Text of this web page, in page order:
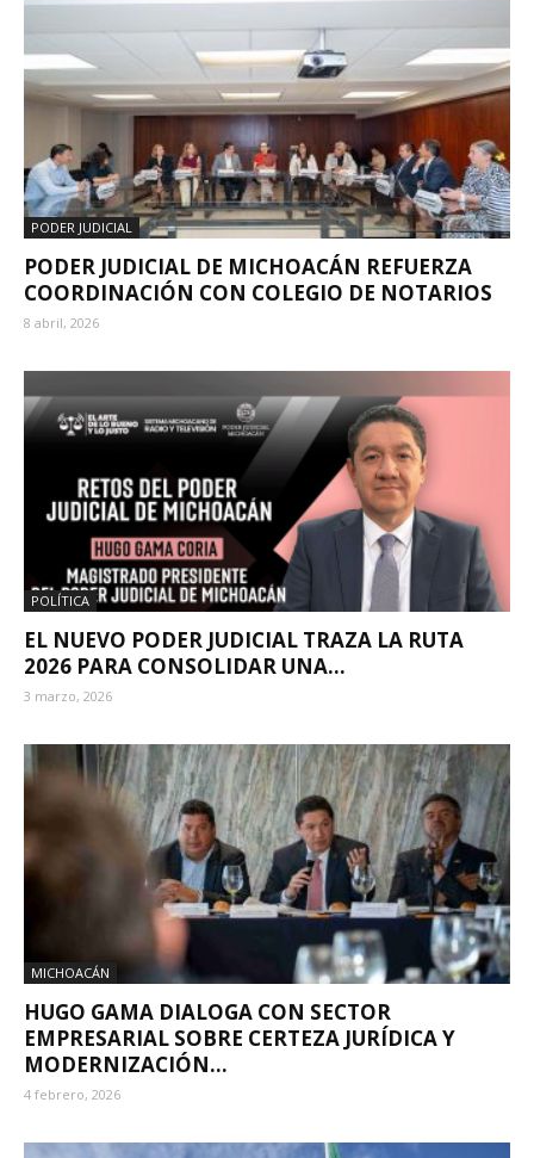
PODER JUDICIAL
PODER JUDICIAL DE MICHOACÁN REFUERZA
COORDINACIÓN CON COLEGIO DE NOTARIOS
8 abril, 2026
POLÍTICA
EL NUEVO PODER JUDICIAL TRAZA LA RUTA
2026 PARA CONSOLIDAR UNA...
3 marzo, 2026
MICHOACÁN
HUGO GAMA DIALOGA CON SECTOR
EMPRESARIAL SOBRE CERTEZA JURÍDICA Y
MODERNIZACIÓN...
4 febrero, 2026